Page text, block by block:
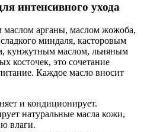
интенсивного ухода
маслом арганы, маслом жожоба,
миндаля, касторовым
кунжутным маслом, льняным
косточек, это сочетание
Каждое масло вносит
и кондиционирует.
натуральные масла кожи,
влаги.